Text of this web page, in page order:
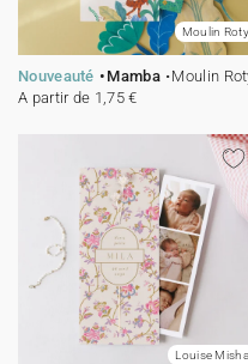
Moulin Roty
Nouveauté Mamba
Moulin
A partir de 1,75 €
Louise Misha